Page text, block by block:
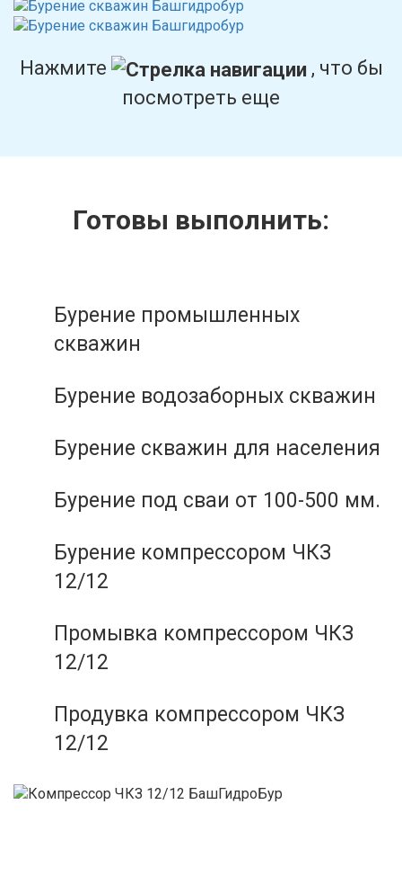
Нажмите
, что бы
посмотреть еще
Готовы выполнить:
Бурение промышленных
скважин
Бурение водозаборных скважин
Бурение скважин для населения
Бурение под сваи от 100-500 мм.
Бурение компрессором ЧКЗ
12/12
Промывка компрессором ЧКЗ
12/12
Продувка компрессором ЧКЗ
12/12